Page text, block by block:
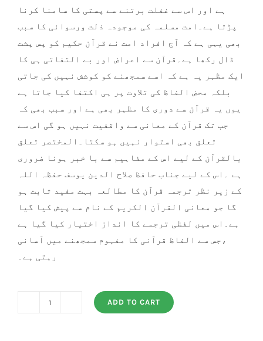
ہے اور اس سے غفلت برتنے سے پستی کا سامنا کرنا
پڑتا ہے۔امت مسلمہ کی موجودہ ذلت ورسوائی کا سبب
بھی یہی ہے کہ آج افراد امت نے قرآن حکیم کو پس پشت
ڈال رکھا ہے۔قرآن سے اعراض اور بے التفاتی ہی کا
ایک مظہر یہ ہے کہ اسے سمجھنے کو کوشش نہیں کی جاتی
بلکہ محض الفاظ کی تلاوت پر ہی اکتفا کیا جاتا ہے
یوں یہ قرآن سے دوری کا مظہر بھی ہے اور سبب بھی کہ
جب تک قرآن کے معانی سے واقفیت نہیں ہو گی اس سے
تعلق بھی استوار نہیں ہو سکتا۔المختصر تعلق
بالقرآن کے لیے اس کے مفاہیم سے با خبر ہونا ضروری
ہے ۔اس کے لیے جناب حافظ صلاح الدین یوسف حفظہ اللہ
کے زیر نظر ترجمہ قرآن کا مطالعہ بہت مفید ثابت ہو
گا جو معانی القرآن الکریم کے نام سے پیش کیا گیا
ہے۔اس میں لفظی ترجمے کا انداز اختیار کیا گیا ہے
،جس سے الفاظ قرآنی کا مفہوم سمجھنے میں آسانی
رہتی ہے۔
ADD TO CART